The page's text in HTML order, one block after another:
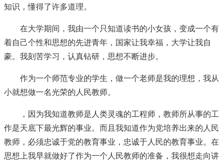
知识，懂得了许多道理。
在大学期间，我由一个只知道读书的小女孩，变成一个有
着自己个性和思想的先进青年，国家让我幸福，大学让我自
豪。我刻苦学习，认真钻研，思想不断进步。
作为一个师范专业的学生，做一个老师是我的理想，我从
小就想做一名光荣的人民教师。
，因为我知道教师是人类灵魂的工程师，教师所从事的工
作是天底下最光辉的事业。而且我知道作为党培养出来的人民
教师，必须忠诚于党的教育事业，忠诚于人民的教育事业。在
思想上我早就做好了作为一个人民教师的准备，我很想走向讲